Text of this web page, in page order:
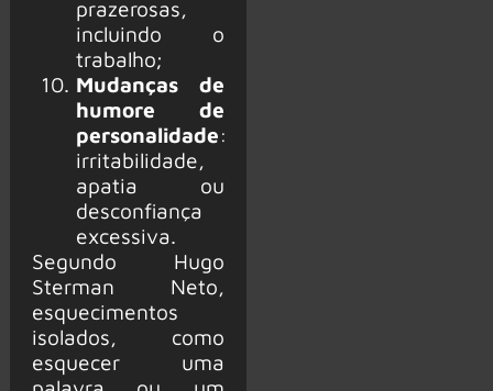
prazerosas,
incluindo o
trabalho;
Mudanças de
humore de
personalidade:
irritabilidade,
apatia ou
desconfiança
excessiva.
Segundo Hugo
Sterman Neto,
esquecimentos
isolados, como
esquecer uma